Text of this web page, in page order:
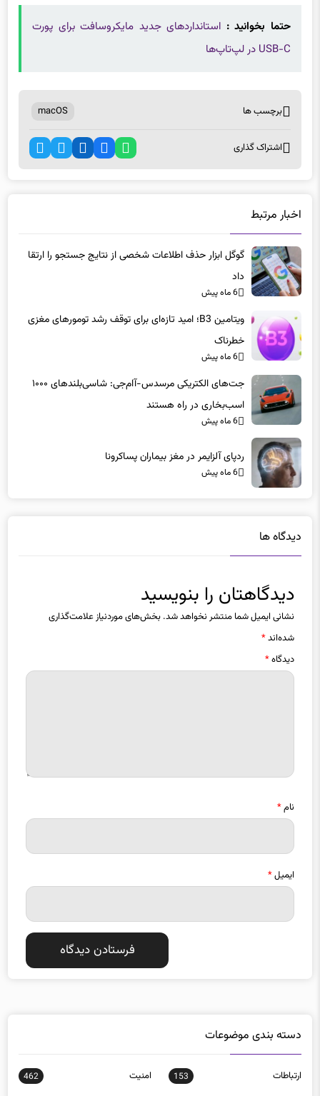
حتما بخوانید : استانداردهای جدید مایکروسافت برای پورت
USB-C در لپ‌تاپ‌ها
برچسب ها macOS
اشتراک گذاری
اخبار مرتبط
گوگل ابزار حذف اطلاعات شخصی از نتایج جستجو را ارتقا
داد
6 ماه پیش
ویتامین B3؛ امید تازه‌ای برای توقف رشد تومورهای مغزی
خطرناک
6 ماه پیش
جت‌های الکتریکی مرسدس-آام‌جی: شاسی‌بلندهای ۱۰۰۰
اسب‌بخاری در راه هستند
6 ماه پیش
ردپای آلزایمر در مغز بیماران پساکرونا
6 ماه پیش
دیدگاه ها
دیدگاهتان را بنویسید
نشانی ایمیل شما منتشر نخواهد شد. بخش‌های موردنیاز علامت‌گذاری
شده‌اند*
دیدگاه*
نام*
ایمیل*
دسته بندی موضوعات
ارتباطات 153 امنيت 462